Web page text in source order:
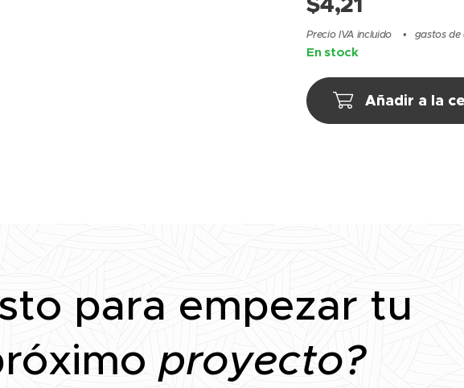
Precio IVA incluido gastos de
En stock
Añadir a la
para empezar tu
proyecto?